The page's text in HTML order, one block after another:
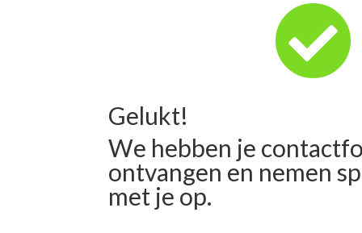

Gelukt!
We hebben je
ontvangen en nemen
met je op.